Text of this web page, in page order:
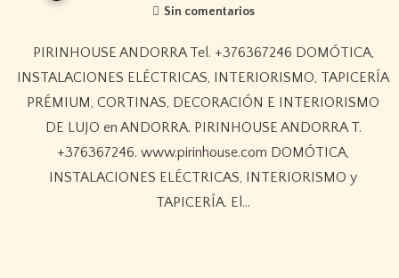
Sin comentarios
PIRINHOUSE ANDORRA Tel. +376367246 DOMÓTICA,
INSTALACIONES ELÉCTRICAS, INTERIORISMO, TAPICERÍA
PRÉMIUM, CORTINAS, DECORACIÓN E INTERIORISMO
DE LUJO en ANDORRA. PIRINHOUSE ANDORRA T.
+376367246. www.pirinhouse.com DOMÓTICA,
INSTALACIONES ELÉCTRICAS, INTERIORISMO y
TAPICERÍA. El…